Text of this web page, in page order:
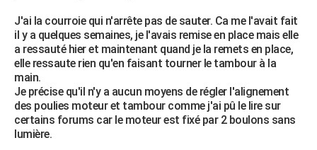
Guides de France
Escapades
Patrimoine
Expositions
Musées
Week-end nature
+LIFESTYLE
Art de vivre
Bien-être
Loisirs
Mode
Modes de vie
SANTE
Alimentation
Guide de la santé
Maladies
Médicaments
Sommeil
VOYAGE
Destinations
City break
Voyage nature
Voyage de noces
Forum
Climat
+PHOTO
J'ai la courroie qui n'arrête pas de sauter. Ca me l'avait fait
il y a quelques semaines, je l'avais remise en place mais elle
a ressauté hier et maintenant quand je la remets en place,
elle ressaute rien qu'en faisant tourner le tambour à la
main.
Je précise qu'il n'y a aucun moyens de régler l'alignement
des poulies moteur et tambour comme j'ai pû le lire sur
certains forums car le moteur est fixé par 2 boulons sans
lumière.